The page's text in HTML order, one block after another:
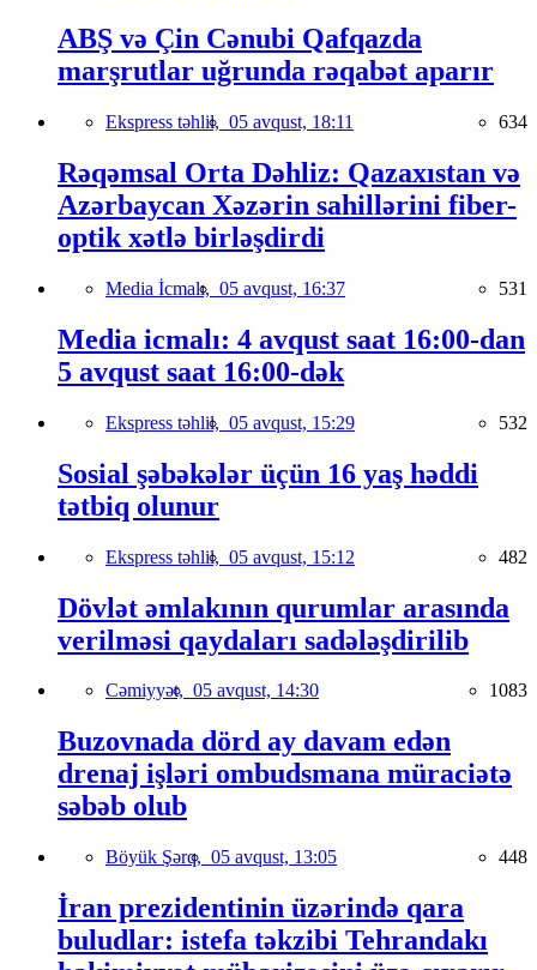
ABŞ və Çin Cənubi Qafqazda
marşrutlar uğrunda rəqabət aparır
Ekspress təhlil, 05 avqust, 18:11 634
Rəqəmsal Orta Dəhliz: Qazaxıstan və
Azərbaycan Xəzərin sahillərini fiber-
optik xətlə birləşdirdi
Media İcmalı, 05 avqust, 16:37 531
Media icmalı: 4 avqust saat 16:00-dan
5 avqust saat 16:00-dək
Ekspress təhlil, 05 avqust, 15:29 532
Sosial şəbəkələr üçün 16 yaş həddi
tətbiq olunur
Ekspress təhlil, 05 avqust, 15:12 482
Dövlət əmlakının qurumlar arasında
verilməsi qaydaları sadələşdirilib
Cəmiyyət, 05 avqust, 14:30 1083
Buzovnada dörd ay davam edən
drenaj işləri ombudsmana müraciətə
səbəb olub
Böyük Şərq, 05 avqust, 13:05 448
İran prezidentinin üzərində qara
buludlar: istefa təkzibi Tehrandakı